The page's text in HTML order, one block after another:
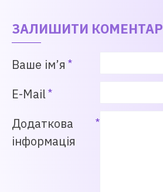
ЗАЛИШИТИ КОМЕНТАР
Ваше ім’я
E-Mail
Додаткова
інформація